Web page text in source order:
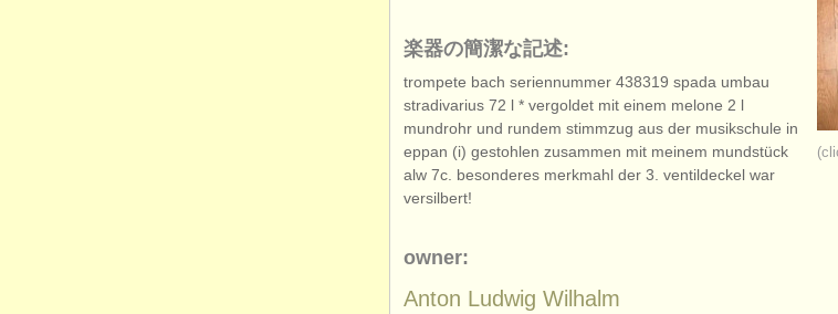
楽器の簡潔な記述:
trompete bach seriennummer 438319 spada umbau
stradivarius 72 l * vergoldet mit einem melone 2 l
mundrohr und rundem stimmzug aus der musikschule in
eppan (i) gestohlen zusammen mit meinem mundstück
alw 7c. besonderes merkmahl der 3. ventildeckel war
versilbert!
owner:
Anton Ludwig Wilhalm